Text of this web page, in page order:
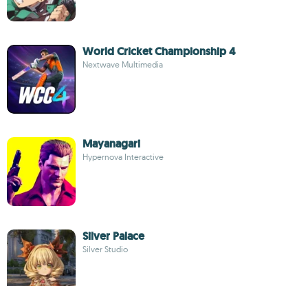
World Cricket Championship 4
Nextwave Multimedia
Mayanagari
Hypernova Interactive
Silver Palace
Silver Studio